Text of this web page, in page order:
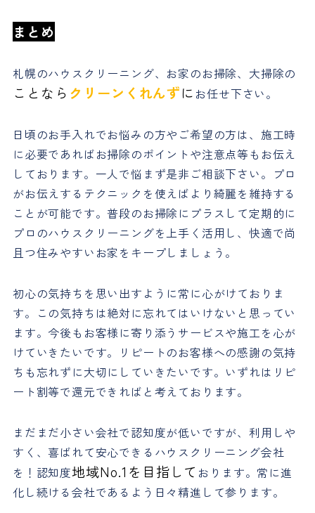
まとめ
札幌のハウスクリーニング、お家のお掃除、大掃除の
ことなら クリーンくれんずに お任せ下さい。
日頃のお手入れでお悩みの方やご希望の方は、施工時
に必要であればお掃除のポイントや注意点等もお伝え
しております。一人で悩まず是非ご相談下さい。プロ
がお伝えするテクニックを使えばより綺麗を維持する
ことが可能です。普段のお掃除にプラスして定期的に
プロのハウスクリーニングを上手く活用し、快適で尚
且つ住みやすいお家をキープしましょう。
初心の気持ちを思い出すように常に心がけておりま
す。この気持ちは絶対に忘れてはいけないと思ってい
ます。今後もお客様に寄り添うサービスや施工を心が
けていきたいです。リピートのお客様への感謝の気持
ちも忘れずに大切にしていきたいです。いずれはリピ
ート割等で還元できればと考えております。
まだまだ小さい会社で認知度が低いですが、利用しや
すく、喜ばれて安心できるハウスクリーニング会社
を！認知度地域No.1を目指して おります。常に進
化し続ける会社であるよう日々精進して参ります。